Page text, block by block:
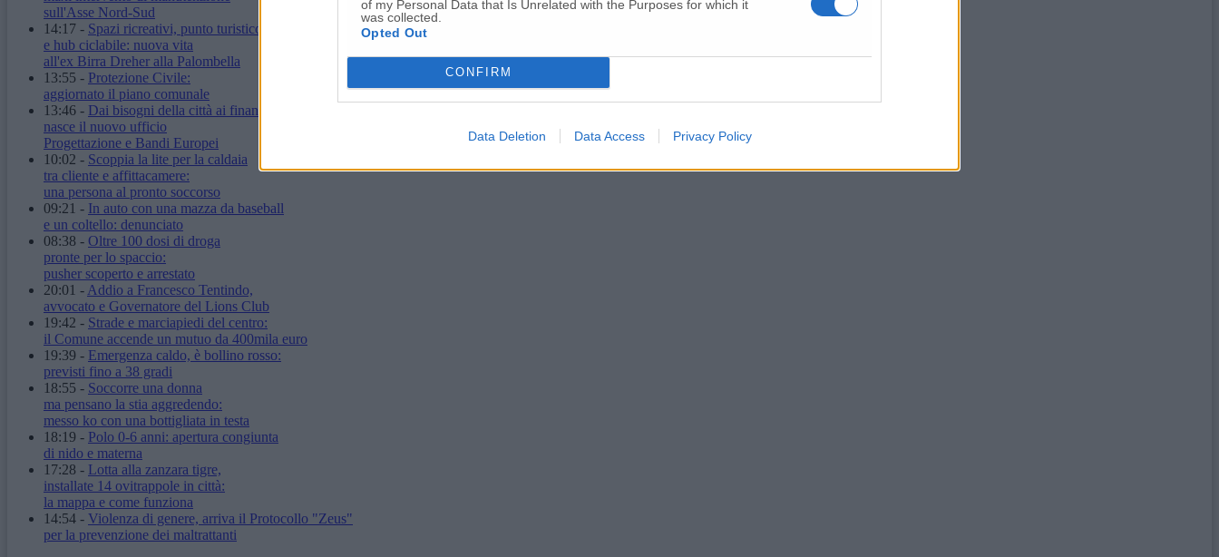
of my Personal Data that Is Unrelated with the Purposes for which it
was collected.
Opted Out
CONFIRM
Data Deletion Data Access Privacy Policy
sull'Asse Nord-Sud
14:17 - Spazi ricreativi, punto turistico
e hub ciclabile: nuova vita
all'ex Birra Dreher alla Palombella
13:55 - Protezione Civile:
aggiornato il piano comunale
13:46 - Dai bisogni della città ai finanziamenti:
nasce il nuovo ufficio
Progettazione e Bandi Europei
10:02 - Scoppia la lite per la caldaia
tra cliente e affittacamere:
una persona al pronto soccorso
09:21 - In auto con una mazza da baseball
e un coltello: denunciato
08:38 - Oltre 100 dosi di droga
pronte per lo spaccio:
pusher scoperto e arrestato
20:01 - Addio a Francesco Tentindo,
avvocato e Governatore del Lions Club
19:42 - Strade e marciapiedi del centro:
il Comune accende un mutuo da 400mila euro
19:39 - Emergenza caldo, è bollino rosso:
previsti fino a 38 gradi
18:55 - Soccorre una donna
ma pensano la stia aggredendo:
messo ko con una bottigliata in testa
18:19 - Polo 0-6 anni: apertura congiunta
di nido e materna
17:28 - Lotta alla zanzara tigre,
installate 14 ovitrappole in città:
la mappa e come funziona
14:54 - Violenza di genere, arriva il Protocollo "Zeus"
per la prevenzione dei maltrattanti